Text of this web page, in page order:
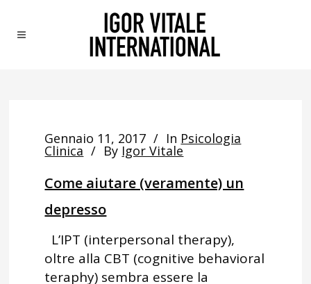
Gennaio 11, 2017 In Psicologia
Clinica By Igor Vitale
Come aiutare (veramente) un
depresso
L’IPT (interpersonal therapy),
oltre alla CBT (cognitive behavioral
teraphy) sembra essere la